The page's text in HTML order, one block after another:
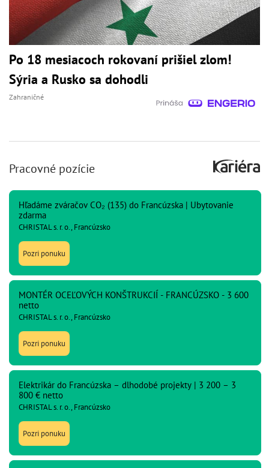
Po 18 mesiacoch rokovaní prišiel zlom!
Sýria a Rusko sa dohodli
Zahraničné
Pracovné pozície
Hľadáme zváračov CO₂ (135) do Francúzska | Ubytovanie
zdarma
CHRISTAL s. r. o., Francúzsko
Pozri ponuku
MONTÉR OCEĽOVÝCH KONŠTRUKCIÍ - FRANCÚZSKO - 3 600
netto
CHRISTAL s. r. o., Francúzsko
Pozri ponuku
Elektrikár do Francúzska – dlhodobé projekty | 3 200 – 3
800 € netto
CHRISTAL s. r. o., Francúzsko
Pozri ponuku